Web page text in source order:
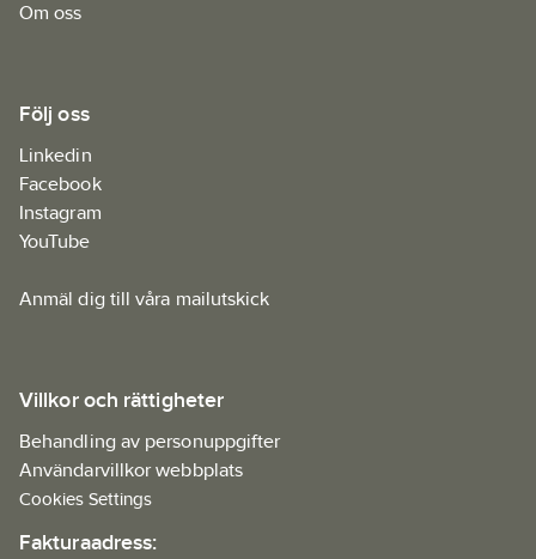
Om oss
Följ oss
Linkedin
Facebook
Instagram
YouTube
Anmäl dig till våra mailutskick
Villkor och rättigheter
Behandling av personuppgifter
Användarvillkor webbplats
Cookies Settings
Fakturaadress: